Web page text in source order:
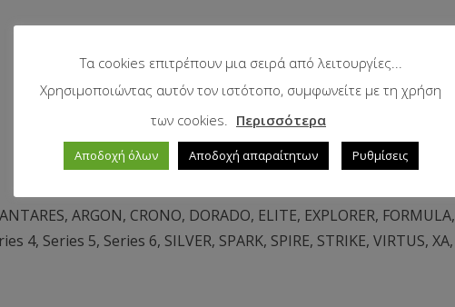
ANTARES, ARGON, CRONO, DORADO, ELITE, EXPLORER, FORMULA,
4, Series 5, Series 6, SILVER, SPARK, SPIRE, STRIKE, VIRTUS, XA,
Τα cookies επιτρέπουν μια σειρά από λειτουργίες...
Χρησιμοποιώντας αυτόν τον ιστότοπο, συμφωνείτε με τη χρήση
των cookies.
Περισσότερα
Αποδοχή όλων Αποδοχή απαραίτητων Ρυθμίσεις